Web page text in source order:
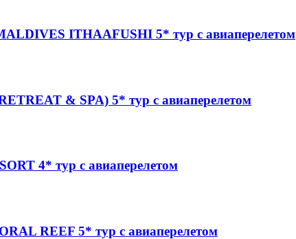
ITHAAFUSHI 5* тур с авиаперелетом
& SPA) 5* тур с авиаперелетом
4* тур с авиаперелетом
REEF 5* тур с авиаперелетом